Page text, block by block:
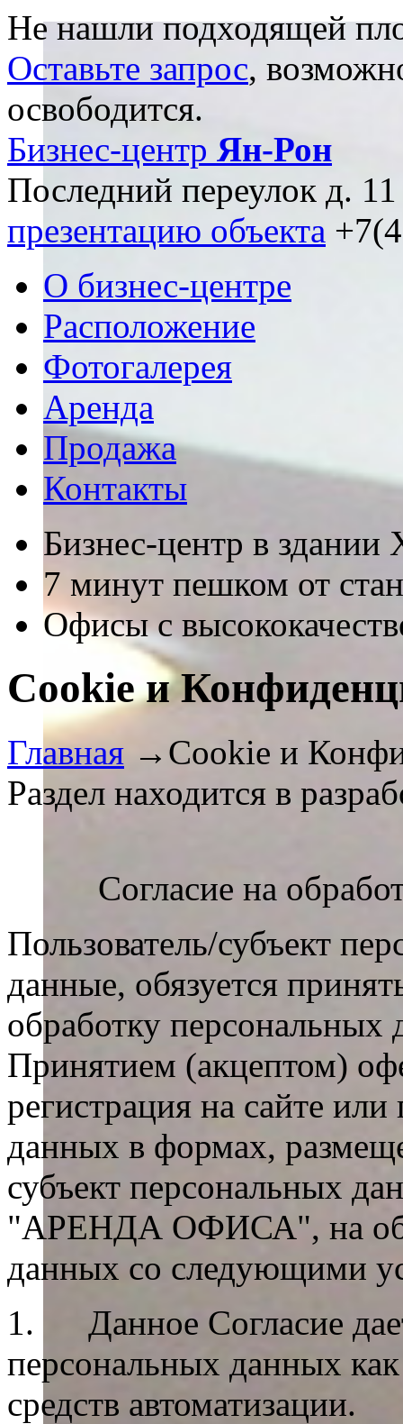
Не нашли подходящей
Оставьте запрос,
освободится.
Бизнес-центр Ян-Рон
Последний переулок д.
презентацию объекта
О бизнес-центре
Расположение
Фотогалерея
Аренда
Продажа
Контакты
Бизнес-центр в здании
7 минут пешком от
Офисы с
Cookie и
Главная → Cookie и
Раздел находится в
Согласие на
Пользователь/субъект
данные, обязуется
обработку
Принятием (акцептом)
регистрация на сайте
данных в формах,
субъект персональных
"АРЕНДА ОФИСА", на
данных со следующими
1. Данное Согласие
персональных данных
средств автоматизации.